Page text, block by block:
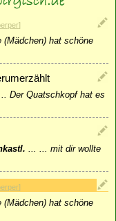
]
(Mädchen) hat schöne
Der Quatschkopf hat es
... ... mit dir wollte
]
(Mädchen) hat schöne